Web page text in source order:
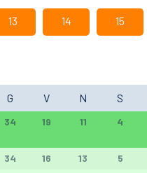
13 14 15
G V N S
34 19 11 4
34 16 13 5